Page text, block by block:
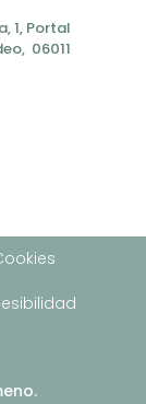
1, Portal
06011